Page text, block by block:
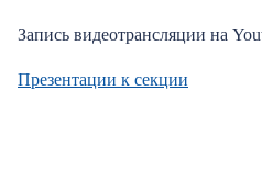
Запись видеотрансляции на
Презентации к секции